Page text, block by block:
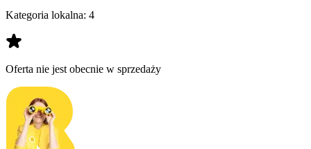
Kategoria lokalna: 4
Oferta nie jest obecnie w sprzedaży